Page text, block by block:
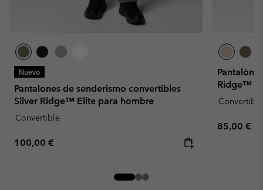
Nuevo
Pantalones de senderismo convertibles
Silver Ridge™ Elite para hombre
Convertible
Regular price:
100,00 €
Pantalón
Ridge™
Convertible
Regular
85,00 €